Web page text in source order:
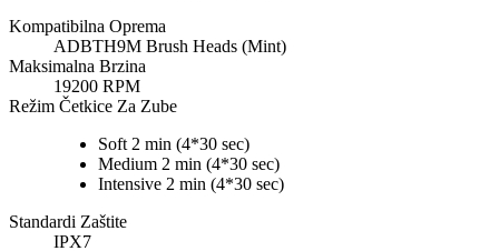
Kompatibilna Oprema
ADBTH9M Brush Heads (Mint)
Maksimalna Brzina
19200 RPM
Režim Četkice Za Zube
Soft 2 min (4*30 sec)
Medium 2 min (4*30 sec)
Intensive 2 min (4*30 sec)
Standardi Zaštite
IPX7